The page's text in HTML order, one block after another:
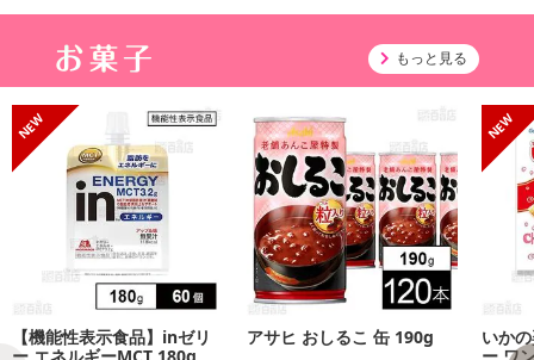
もっと見る
【機能性表示食品】inゼリ
ー エネルギーMCT 180g
アサヒ おしるこ 缶 190g
いか
ー ワ